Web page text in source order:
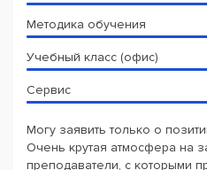
Методика обучения
Учебный класс (офис)
Сервис
Могу заявить только о
Очень крутая атмосфера на
преподаватели, с которыми